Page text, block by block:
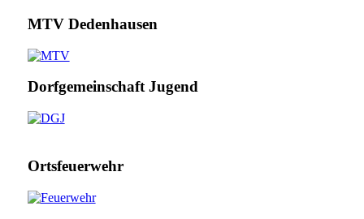
MTV Dedenhausen
Dorfgemeinschaft Jugend
Ortsfeuerwehr